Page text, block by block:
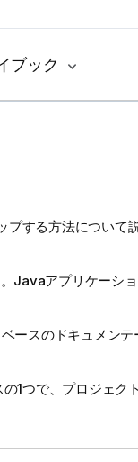
ブック
プする方法について
Javaアプリケーシ
ースのドキュメンテ
1つで、プロジェク